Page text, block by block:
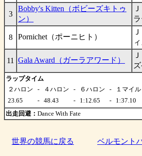
3
Bobby's Kitten（ボビーズキトゥ
ン）
8 Pornichet（ポーニヒト）
11 Gala Award（ガーラアワード）
ラップタイム
２ハロン
- ４ハロン - ６ハロン - １マイル
23.65
- 48.43 - 1:12.65 - 1:37.10
出走回避： Dance With Fate
世界の競馬に戻る ベルモント